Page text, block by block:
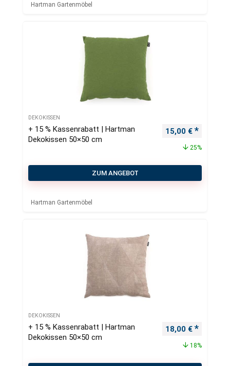
Hartman Gartenmöbel
DEKOKISSEN
+ 15 % Kassenrabatt | Hartman
Dekokissen 50×50 cm
Ursprünglicher
15,00 €
25%
ZUM ANGEBOT
Hartman Gartenmöbel
DEKOKISSEN
+ 15 % Kassenrabatt | Hartman
Dekokissen 50×50 cm
Ursprünglicher
18,00 €
18%